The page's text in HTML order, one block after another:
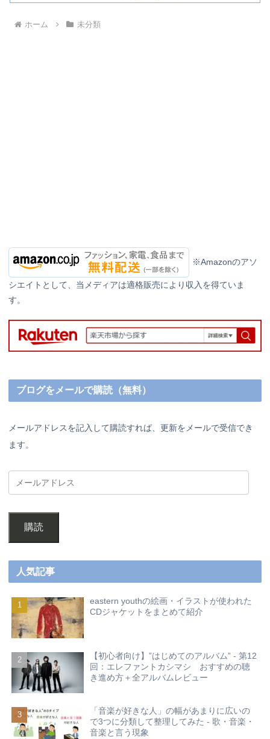
ホーム 未分類
※Amazonのアソ
シエイトとして、当メディアは適格販売により収入を得ていま
す。
ブログをメールで購読（無料）
メールアドレスを記入して購読すれば、更新をメールで受信でき
ます。
購読
人気記事
eastern youthの絵画・イラストが使われた
CDジャケットをまとめて紹介
【初心者向け】”はじめてのアルバム” - 第12
回：エレファントカシマシ おすすめの聴
き進め方＋全アルバムレビュー
「音楽が好きな人」の幅があまりに広いの
で3つに分類して整理してみた - 歌・音楽・
音楽と言う現象